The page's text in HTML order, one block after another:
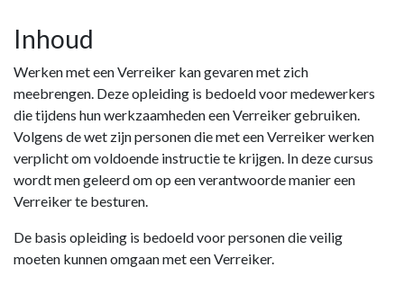
Inhoud
Werken met een Verreiker kan gevaren met zich
meebrengen. Deze opleiding is bedoeld voor medewerkers
die tijdens hun werkzaamheden een Verreiker gebruiken.
Volgens de wet zijn personen die met een Verreiker werken
verplicht om voldoende instructie te krijgen. In deze cursus
wordt men geleerd om op een verantwoorde manier een
Verreiker te besturen.
De basis opleiding is bedoeld voor personen die veilig
moeten kunnen omgaan met een Verreiker.